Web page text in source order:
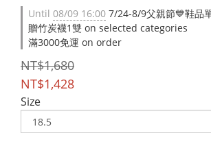
Until 08/09 16:00 7/24-8/9父親節💙鞋品
贈竹炭襪1雙 on selected categories
滿3000免運 on order
NT$1,680
NT$1,428
Size